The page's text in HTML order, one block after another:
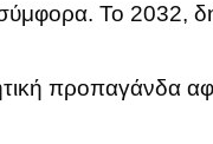
ασύμφορα. Το 2032,
προπαγάνδα